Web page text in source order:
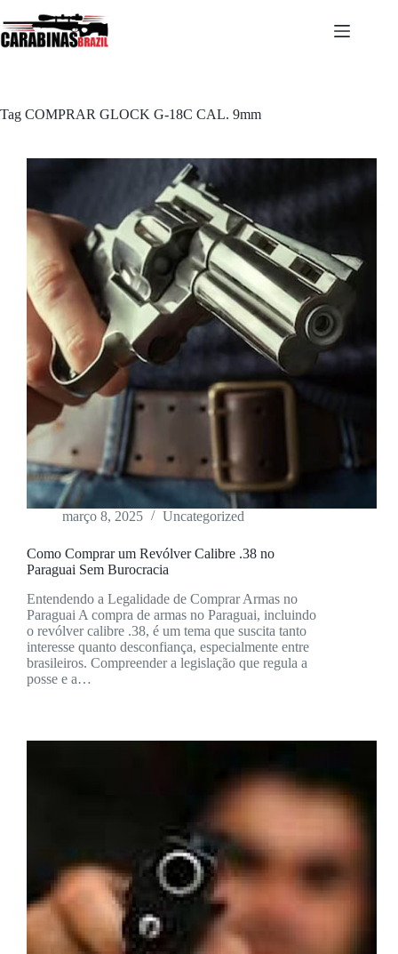
para
o
Tag COMPRAR GLOCK G-18C CAL. 9mm
março 8, 2025 Uncategorized
Como Comprar um Revólver Calibre .38 no
Paraguai Sem Burocracia
Entendendo a Legalidade de Comprar Armas no
Paraguai A compra de armas no Paraguai, incluindo
o revólver calibre .38, é um tema que suscita tanto
interesse quanto desconfiança, especialmente entre
brasileiros. Compreender a legislação que regula a
posse e a…